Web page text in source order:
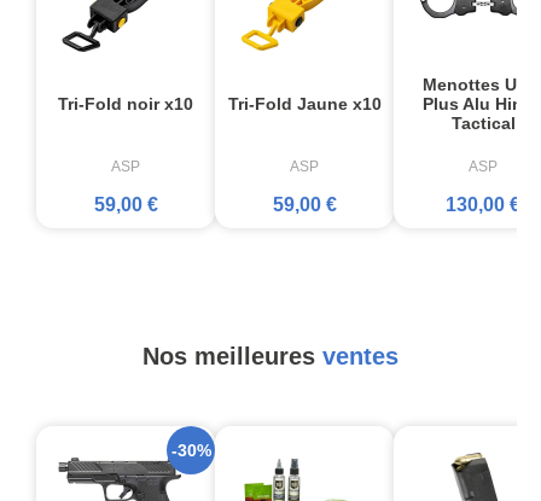
Tri-Fold noir x10
ASP
59,00 €
Tri-Fold Jaune x10
ASP
59,00 €
Menottes
Plus Alu
Tactical
ASP
130,00 €
Nos meilleures ventes
-30%